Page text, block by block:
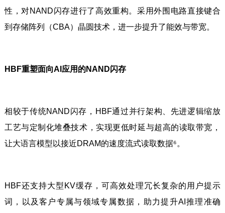
性，对NAND闪存进行了高效重构。采用外围电路直接键合
到存储阵列（CBA）晶圆技术，进一步提升了能效与带宽。
HBF重塑面向AI应用的NAND闪存
相较于传统NAND闪存，HBF通过并行架构、先进逻辑缩放
工艺与定制化堆叠技术，实现更低时延与超高的读取带宽，
让大语言模型以接近DRAM的速度流式读取数据⁶。
HBF还支持大型KV缓存，可高效处理冗长复杂的用户提示
词，以及客户专属与领域专属数据，助力提升AI推理准确